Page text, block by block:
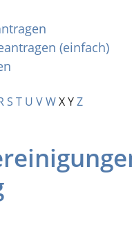
(einfach)
S T U VWXYZ